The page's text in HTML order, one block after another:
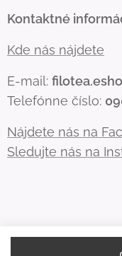
Kontaktné
Kde nás nájdete
E-mail:
Telefónne číslo:
Nájdete nás na
Sledujte nás na